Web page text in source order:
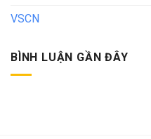
VSCN
BÌNH LUẬN GẦN ĐÂY